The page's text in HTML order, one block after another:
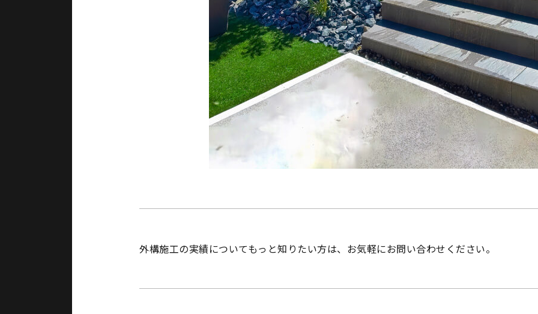
外構施工の実績についてもっと知りたい方は、お気軽にお問い合わせください。